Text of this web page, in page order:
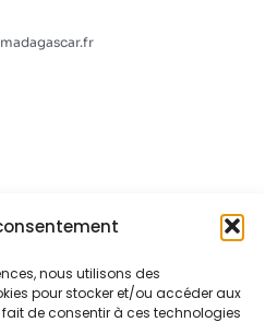
nous utilisons des
pour stocker et/ou accéder aux
de consentir à ces technologies